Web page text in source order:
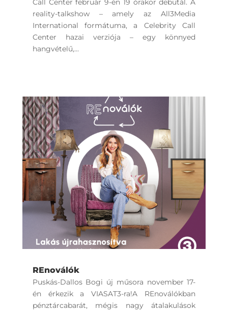
Call Center február 9-én 19 órakor debütál. A
reality-talkshow – amely az All3Media
International formátuma, a Celebrity Call
Center hazai verziója – egy könnyed
hangvételű,...
REnoválók
Puskás-Dallos Bogi új műsora november 17-
én érkezik a VIASAT3-ra!A REnoválókban
pénztárcabarát, mégis nagy átalakulások